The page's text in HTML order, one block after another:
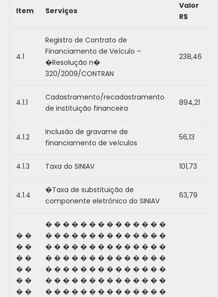
Item Serviços
Valor
R$
4.1
Registro de Contrato de
Financiamento de Veículo –
�Resolução n�
320/2009/CONTRAN
238,46
4.1.1
Cadastramento/recadastramento
de instituição financeira
894,21
4.1.2
Inclusão de gravame de
financiamento de veículos
56,13
4.1.3 Taxa do SINIAV 101,73
4.1.4
�Taxa de substituição de
componente eletrônico do SINIAV
63,79
� �
� �
� �
� �
� �
� �
� � � � � � � � � � � � � �
� � � � � � � � � � � � � �
� � � � � � � � � � � � � �
� � � � � � � � � � � � � �
� � � � � � � � � � � � � �
� � � � � � � � � � � � � �
� � � � � � � � � � � � � �